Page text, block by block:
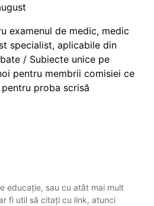
examenul de medic, medic
specialist, aplicabile din
/ Subiecte unice pe
pentru membrii comisiei ce
proba scrisă
educație, sau cu atât mai mult
fi util să citați cu link, atunci